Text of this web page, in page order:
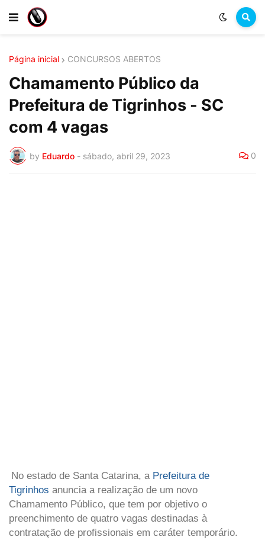
Página inicial CONCURSOS ABERTOS
Chamamento Público da
Prefeitura de Tigrinhos - SC
com 4 vagas
by Eduardo - sábado, abril 29, 2023 0
No estado de Santa Catarina, a Prefeitura de
Tigrinhos anuncia a realização de um novo
Chamamento Público, que tem por objetivo o
preenchimento de quatro vagas destinadas à
contratação de profissionais em caráter temporário.